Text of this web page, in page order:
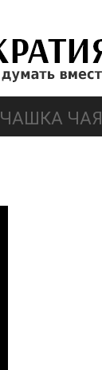
ЧАШКА ЧАЯ